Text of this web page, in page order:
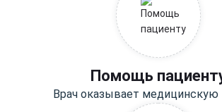
Помощь
Врач оказывает